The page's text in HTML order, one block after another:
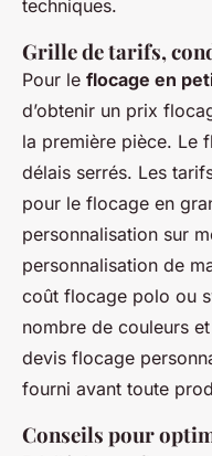
techniques.
Grille de tarifs,
Pour le flocage en
d’obtenir un prix
la première pièce. Le
délais serrés. Les
pour le flocage en
personnalisation sur
personnalisation de
coût flocage polo ou
nombre de couleurs
devis flocage
fourni avant toute
Conseils pour